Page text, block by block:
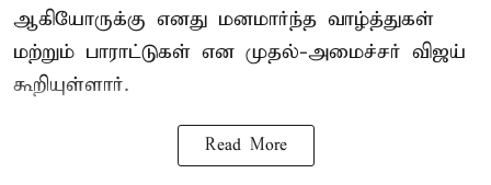
ஆகியோருக்கு எனது மனமார்ந்த வாழ்த்துகள்
மற்றும் பாராட்டுகள் என முதல்-அமைச்சர் விஜய்
கூறியுள்ளார்.
Read More